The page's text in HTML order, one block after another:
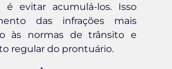
é evitar acumulá-los. Isso
das infrações mais
às normas de trânsito e
regular do prontuário.